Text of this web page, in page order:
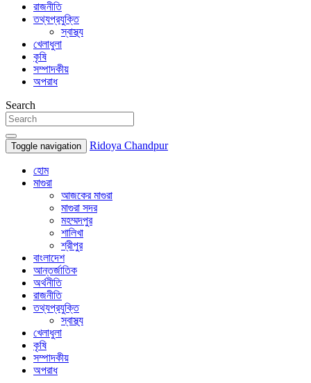
রাজনীতি
তথ্যপ্রযুক্তি
স্বাস্থ্য
খেলাধুলা
কৃষি
সম্পাদকীয়
অপরাধ
Search
Toggle navigation Ridoya Chandpur
হোম
মাগুরা
আজকের মাগুরা
মাগুরা সদর
মহম্মদপুর
শালিখা
শ্রীপুর
বাংলাদেশ
আন্তর্জাতিক
অর্থনীতি
রাজনীতি
তথ্যপ্রযুক্তি
স্বাস্থ্য
খেলাধুলা
কৃষি
সম্পাদকীয়
অপরাধ